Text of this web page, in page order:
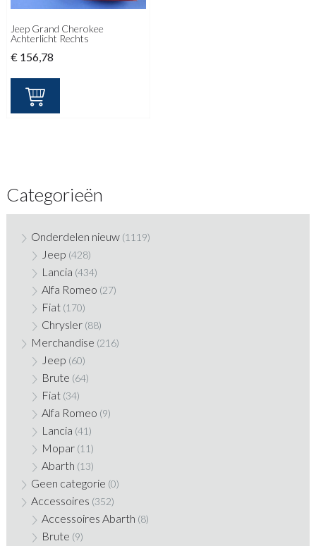
Jeep Grand Cherokee
Achterlicht Rechts
€ 156,78
Categorieën
Onderdelen nieuw (1119)
Jeep (428)
Lancia (434)
Alfa Romeo (27)
Fiat (170)
Chrysler (88)
Merchandise (216)
Jeep (60)
Brute (64)
Fiat (34)
Alfa Romeo (9)
Lancia (41)
Mopar (11)
Abarth (13)
Geen categorie (0)
Accessoires (352)
Accessoires Abarth (8)
Brute (9)